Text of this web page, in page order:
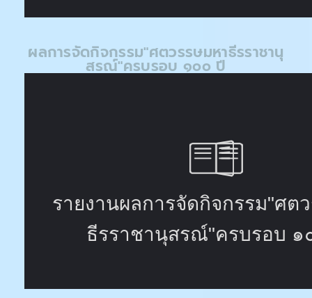
ผลการจัดกิจกรรม"ศตวรรษมหาธีรราชานุ
สรณ์"ครบรอบ ๑๐๐ ปี​